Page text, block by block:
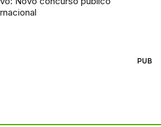
PUB